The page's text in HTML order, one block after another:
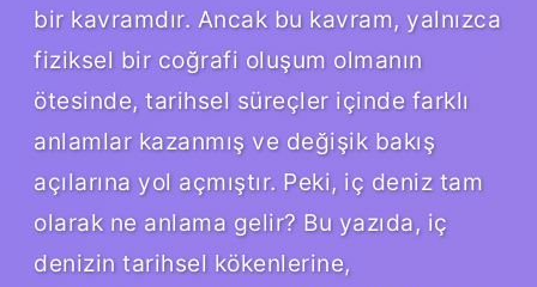
bir kavramdır. Ancak bu kavram, yalnızca
fiziksel bir coğrafi oluşum olmanın
ötesinde, tarihsel süreçler içinde farklı
anlamlar kazanmış ve değişik bakış
açılarına yol açmıştır. Peki, iç deniz tam
olarak ne anlama gelir? Bu yazıda, iç
denizin tarihsel kökenlerine,